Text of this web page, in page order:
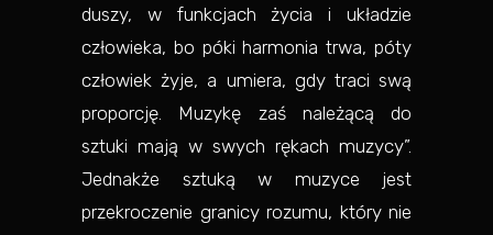
duszy, w funkcjach życia i układzie
człowieka, bo póki harmonia trwa, póty
człowiek żyje, a umiera, gdy traci swą
proporcję. Muzykę zaś należącą do
sztuki mają w swych rękach muzycy”.
Jednakże sztuką w muzyce jest
przekroczenie granicy rozumu, który nie